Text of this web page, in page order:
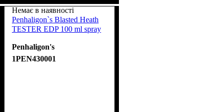
Немає в наявності
Penhaligon`s Blasted Heath
TESTER EDP 100 ml spray
Penhaligon's
1PEN430001